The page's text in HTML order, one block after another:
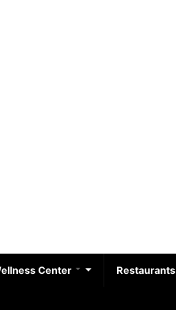
Center Restaurants